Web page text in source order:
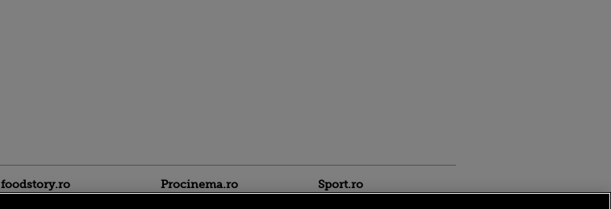
foodstory.ro Procinema.ro Sport.ro